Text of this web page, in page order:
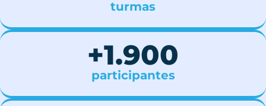
turmas
participantes
+1.900